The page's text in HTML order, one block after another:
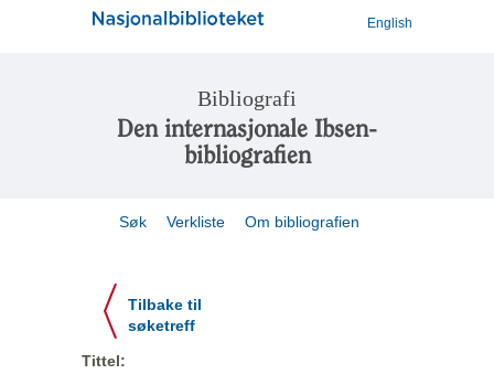
English
Bibliografi
Den internasjonale Ibsen-
bibliografien
Søk Verkliste Om bibliografien
Tilbake til
søketreff
Tittel: